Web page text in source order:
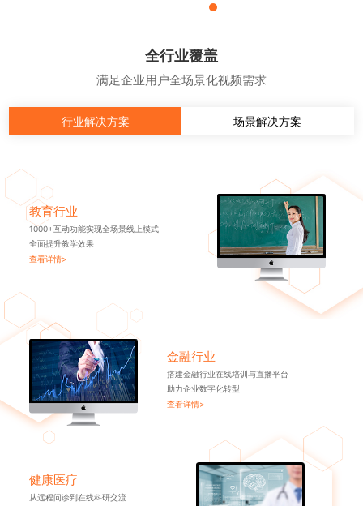
全行业覆盖
满足企业用户全场景化视频需求
行业解决方案 场景解决方案
教育行业
1000+互动功能实现全场景线上模式
全面提升教学效果
查看详情>
金融行业
搭建金融行业在线培训与直播平台
助力企业数字化转型
查看详情>
健康医疗
从远程问诊到在线科研交流